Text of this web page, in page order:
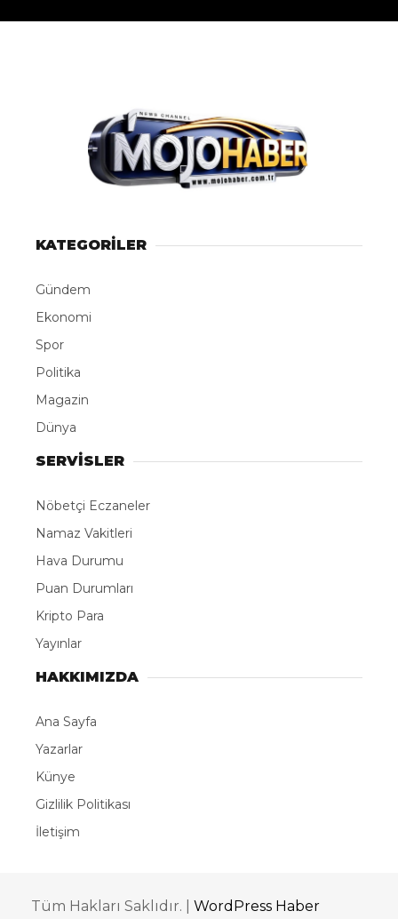
KATEGORİLER
Gündem
Ekonomi
Spor
Politika
Magazin
Dünya
SERVİSLER
Nöbetçi Eczaneler
Namaz Vakitleri
Hava Durumu
Puan Durumları
Kripto Para
Yayınlar
HAKKIMIZDA
Ana Sayfa
Yazarlar
Künye
Gizlilik Politikası
İletişim
Tüm Hakları Saklıdır. | WordPress Haber